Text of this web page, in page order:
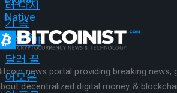
news portal providing breaking news,
decentralized digital money &